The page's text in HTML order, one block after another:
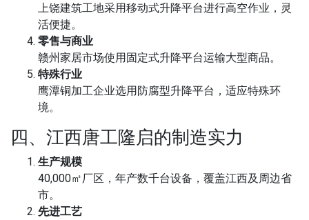
上饶建筑工地采用移动式升降平台进行高空作业，灵
活便捷。
零售与商业
赣州家居市场使用固定式升降平台运输大型商品。
特殊行业
鹰潭铜加工企业选用防腐型升降平台，适应特殊环
境。
四、江西唐工隆启的制造实力
生产规模
40,000㎡厂区，年产数千台设备，覆盖江西及周边省
市。
先进工艺